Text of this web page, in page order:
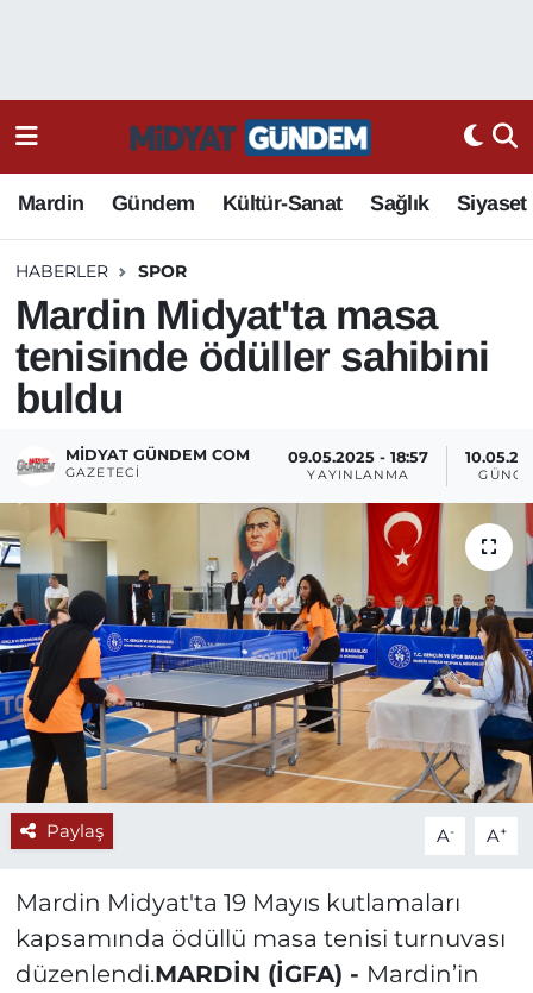
Mardin Gündem Kültür-Sanat Sağlık Siyaset
HABERLER SPOR
Mardin Midyat'ta masa
tenisinde ödüller sahibini
buldu
MIDYAT GÜNDEM COM
GAZETECI
09.05.2025 - 18:57
YAYINLANMA
Paylaş A- A+
Mardin Midyat'ta 19 Mayıs kutlamaları
kapsamında ödüllü masa tenisi turnuvası
düzenlendi.MARDİN (İGFA) - Mardin’in